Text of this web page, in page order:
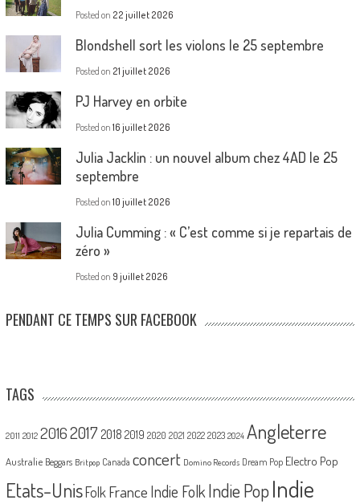
Posted on 22 juillet 2026
Blondshell sort les violons le 25 septembre
Posted on 21 juillet 2026
PJ Harvey en orbite
Posted on 16 juillet 2026
Julia Jacklin : un nouvel album chez 4AD le 25
septembre
Posted on 10 juillet 2026
Julia Cumming : « C’est comme si je repartais de
zéro »
Posted on 9 juillet 2026
PENDANT CE TEMPS SUR FACEBOOK
TAGS
2011 2012 20162017 2018 2019 2020 2021 2022 2023 2024 Angleterre
Australie Beggars Britpop Canada concert Domino Records Dream Pop Electro Pop
Etats-UnisFolk France Indie Folk Indie PopIndie